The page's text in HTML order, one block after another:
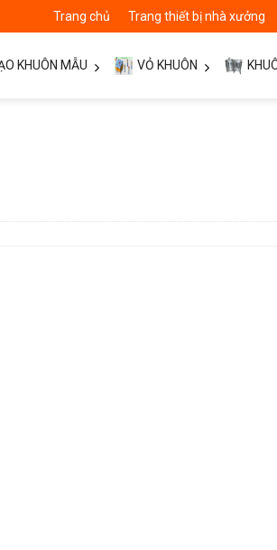
Trang chủ Trang thiết bị nhà xưởng
KHUÔN MẪU VỎ KHUÔN